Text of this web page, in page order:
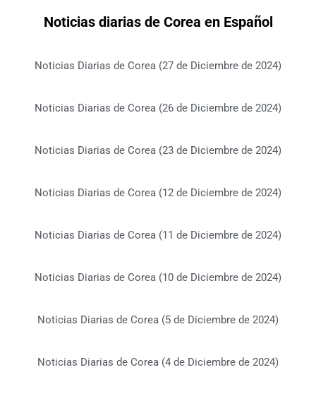
Noticias diarias de Corea en Español
Noticias Diarias de Corea (27 de Diciembre de 2024)
Noticias Diarias de Corea (26 de Diciembre de 2024)
Noticias Diarias de Corea (23 de Diciembre de 2024)
Noticias Diarias de Corea (12 de Diciembre de 2024)
Noticias Diarias de Corea (11 de Diciembre de 2024)
Noticias Diarias de Corea (10 de Diciembre de 2024)
Noticias Diarias de Corea (5 de Diciembre de 2024)
Noticias Diarias de Corea (4 de Diciembre de 2024)